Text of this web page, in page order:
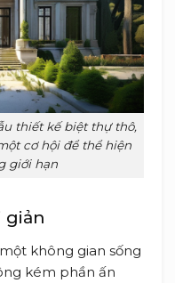
thiết kế biệt thự thô,
cơ hội để thể hiện
giới hạn
giản
không gian sống
kém phần ấn